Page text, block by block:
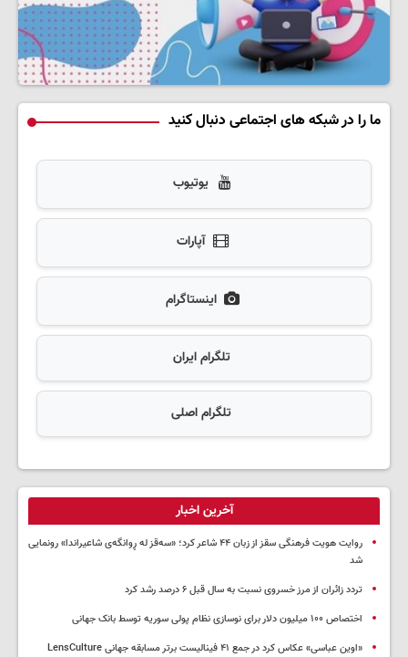
ما را در شبکه های اجتماعی دنبال کنید
یوتیوب
آپارات
اینستاگرام
تلگرام ایران
تلگرام اصلی
آخرین اخبار
روایت هویت فرهنگی سقز از زبان ۴۴ شاعر کرد؛ «سەقز له ڕوانگەی شاعیراندا» رونمایی
شد
تردد زائران از مرز خسروی نسبت به سال قبل ۶ درصد رشد کرد
اختصاص ۱۰۰ میلیون دلار برای نوسازی نظام پولی سوریه توسط بانک جهانی
«اوین عباسی» عکاس کرد در جمع ۴۱ فینالیست برتر مسابقه جهانی LensCulture